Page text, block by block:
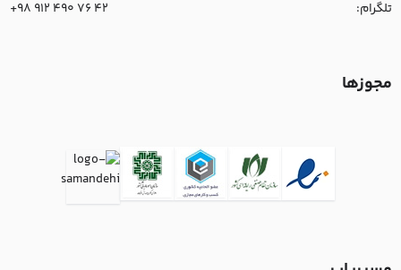
تلگرام:
+98 912 490 76 42
مجوزها